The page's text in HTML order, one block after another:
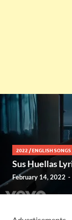
2022 /ENGLISH SONGS
Sus Huellas
February 14, 2022 -